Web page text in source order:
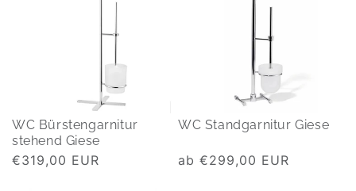
WC Bürstengarnitur
stehend Giese
Normaler
€319,00 EUR
WC Standgarnitur Giese
Normaler
ab €299,00 EUR